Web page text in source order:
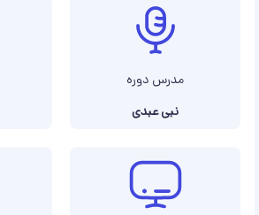
مدرس دوره
نبی عبدی